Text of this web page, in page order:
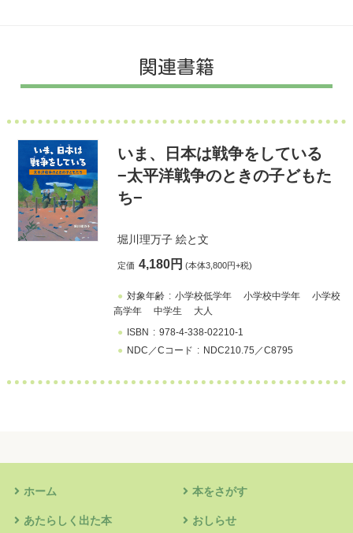
関連書籍
いま、日本は戦争をしている
−太平洋戦争のときの子どもた
ち−
堀川理万子絵と文
定価 4,180円 (本体3,800円+税)
対象年齢 小学校低学年 小学校中学年
小学校
高学年
中学生
大人
ISBN
978-4-338-02210-1
NDC／Cコード
NDC210.75／C8795
ホーム 本をさがす
あたらしく出た本 おしらせ